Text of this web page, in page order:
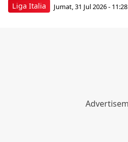
Liga Italia Jumat, 31 Jul 2026 - 11:28